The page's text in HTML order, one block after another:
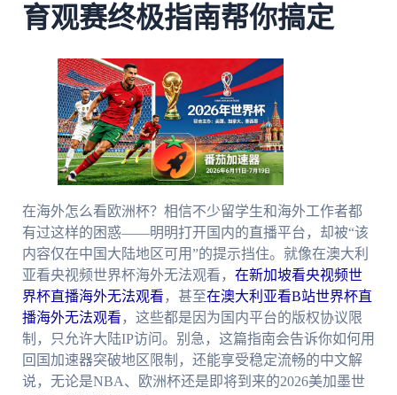
育观赛终极指南帮你搞定
在海外怎么看欧洲杯？相信不少留学生和海外工作者都
有过这样的困惑——明明打开国内的直播平台，却被“该
内容仅在中国大陆地区可用”的提示挡住。就像在澳大利
亚看央视频世界杯海外无法观看， 在新加坡看央视频世
界杯直播海外无法观看 ，甚至在澳大利亚看B站世界杯直
播海外无法观看 ，这些都是因为国内平台的版权协议限
制，只允许大陆IP访问。别急，这篇指南会告诉你如何用
回国加速器突破地区限制，还能享受稳定流畅的中文解
说，无论是NBA、欧洲杯还是即将到来的2026美加墨世